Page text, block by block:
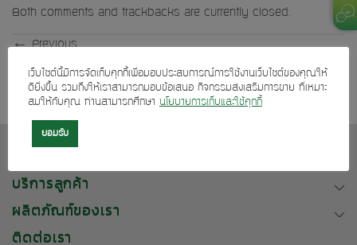
Both comments and trackbacks are currently closed.
←Previous
Next →
บริการลูกค้า
ผลิตภัณฑ์ของเรา
ติดต่อเรา
เว็บไซต์นี้มีการจัดเก็บคุกกี้เพื่อมอบประสบการณ์การใช้งานเว็บไซต์ของคุณให้
ดียิ่งขึ้น รวมถึงให้เราสามารถมอบข้อเสนอ กิจกรรมส่งเสริมการขาย ที่เหมาะ
สมให้กับคุณ ท่านสามารถศึกษา นโยบายการเก็บและใช้คุกกี้
ยอมรับ